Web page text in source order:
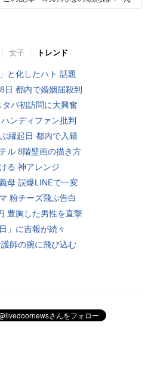
女子 トレンド
と化したハト 話題
日 都内で婚姻届殺到
バ初訪問に大興奮
ンディファン批判
ぶ縁起日 都内で入籍
ル 8階壁画の描き方
る 神アレンジ
母 誤爆LINEで一変
粉チーズ飛ぶ告白
豊胸した男性を直撃
」に吉報が続々
師の腕に飛び込む